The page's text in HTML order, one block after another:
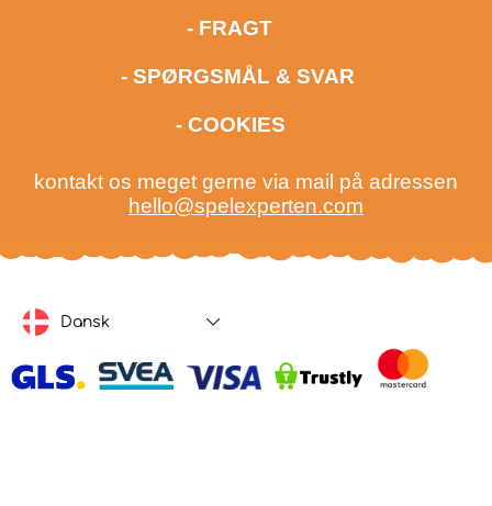
- FRAGT
- SPØRGSMÅL & SVAR
- COOKIES
kontakt os meget gerne via mail på adressen
hello@spelexperten.com
Dansk